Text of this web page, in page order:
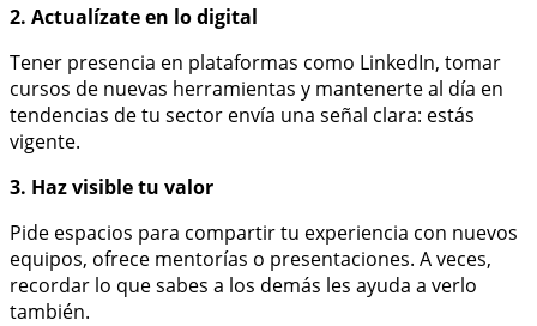
2. Actualízate en lo digital
Tener presencia en plataformas como LinkedIn, tomar
cursos de nuevas herramientas y mantenerte al día en
tendencias de tu sector envía una señal clara: estás
vigente.
3. Haz visible tu valor
Pide espacios para compartir tu experiencia con nuevos
equipos, ofrece mentorías o presentaciones. A veces,
recordar lo que sabes a los demás les ayuda a verlo
también.